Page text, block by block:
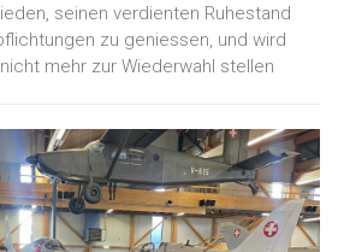
seinen verdienten Ruhestand
zu geniessen, und wird
mehr zur Wiederwahl stellen